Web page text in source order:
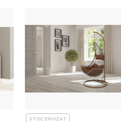
STOC EPUIZAT